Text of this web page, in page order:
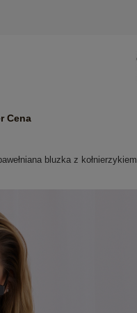
Cena
bluzka z kołnierzykiem